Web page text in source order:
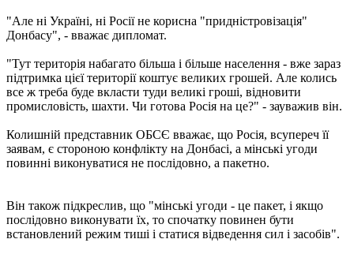
"Але ні Україні, ні Росії не корисна "придністровізація"
Донбасу", - вважає дипломат.
"Тут територія набагато більша і більше населення - вже зараз
підтримка цієї території коштує великих грошей. Але колись
все ж треба буде вкласти туди великі гроші, відновити
промисловість, шахти. Чи готова Росія на це?" - зауважив він.
Колишній представник ОБСЄ вважає, що Росія, всупереч її
заявам, є стороною конфлікту на Донбасі, а мінські угоди
повинні виконуватися не послідовно, а пакетно.
Він також підкреслив, що "мінські угоди - це пакет, і якщо
послідовно виконувати їх, то спочатку повинен бути
встановлений режим тиші і статися відведення сил і засобів".